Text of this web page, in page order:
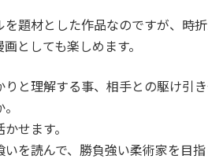
を題材とした作品なのですが、時
としても楽しめます。
りと理解する事、相手との駆け引
せます。
いを読んで、勝負強い柔術家を目指